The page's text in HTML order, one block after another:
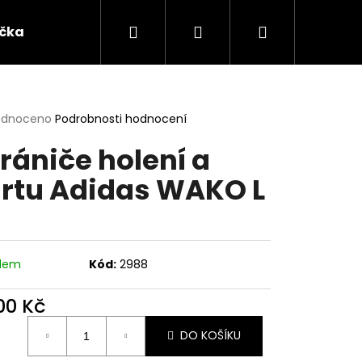
Dárkové předměty a
Hledat PřihlášeníNákupní
Podrobnosti hodnocení
holení a
Adidas WAKO L
Kód: 2988
Kč
DO KOŠÍKU